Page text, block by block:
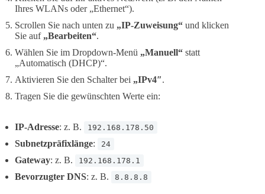
Ihres WLANs oder „Ethernet“).
Scrollen Sie nach unten zu „IP-Zuweisung“ und klicken
Sie auf „Bearbeiten“.
Wählen Sie im Dropdown-Menü „Manuell“ statt
„Automatisch (DHCP)“.
Aktivieren Sie den Schalter bei „IPv4″.
Tragen Sie die gewünschten Werte ein:
IP-Adresse: z. B. 192.168.178.50
Subnetzpräfixlänge: 24
Gateway: z. B. 192.168.178.1
Bevorzugter DNS: z. B. 8.8.8.8